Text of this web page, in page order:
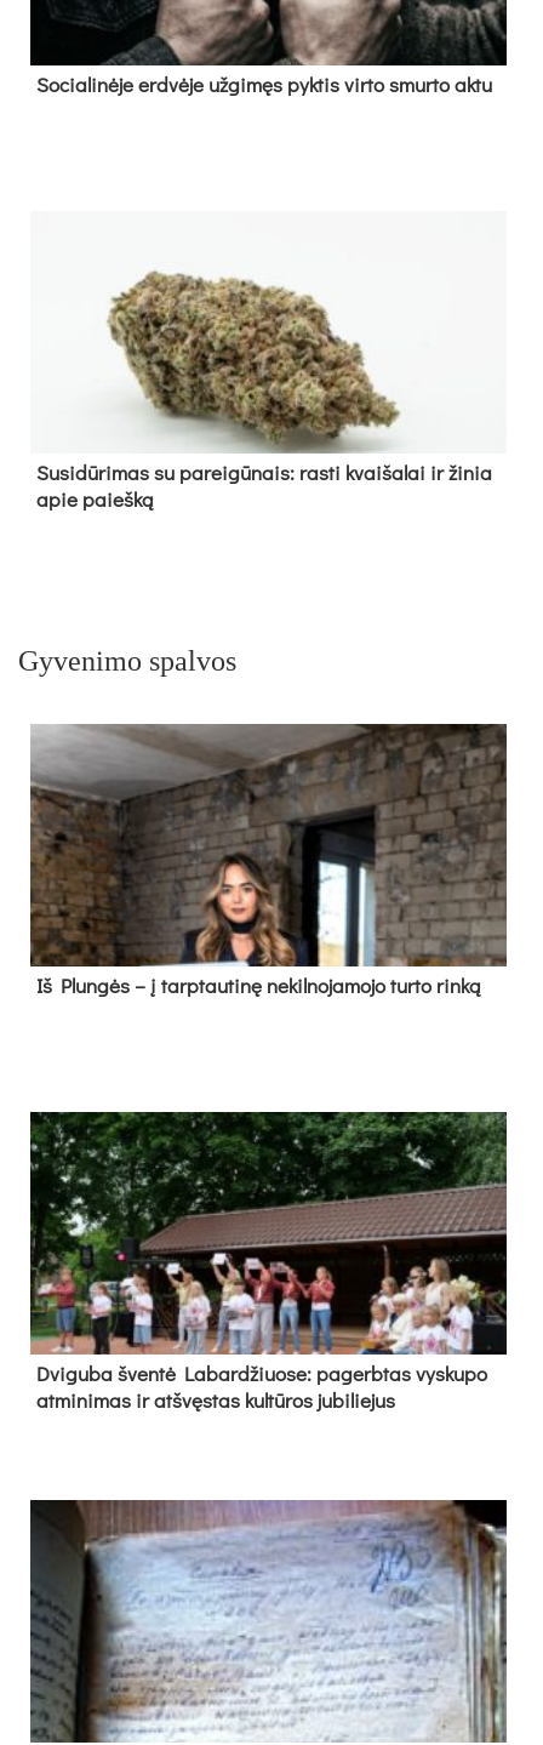
So­cia­li­nė­je erd­vė­je už­gi­męs pyk­tis vir­to smur­to ak­tu
Su­si­dū­ri­mas su pa­rei­gū­nais: ras­ti kvai­ša­lai ir ži­nia
apie paieš­ką
Gyvenimo spalvos
Iš Plungės – į tarptautinę nekilnojamojo turto rinką
Dvi­gu­ba šven­tė La­bar­džiuo­se: pa­gerb­tas vys­ku­po
at­mi­ni­mas ir at­švęs­tas kul­tū­ros ju­bi­lie­jus